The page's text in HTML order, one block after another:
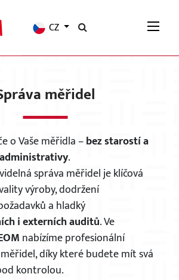
CZ
měřidel
o Vaše měřidla –bez starostí a
.
správa měřidel je klíčová
výroby, dodržení
a hladký
i externích auditů. Ve
nabízíme profesionální
díky které budete mít svá
kontrolou.